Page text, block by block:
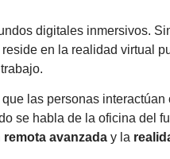
digitales inmersivos.
en la realidad virtual
las personas
se habla de la oficina del
avanzada y la